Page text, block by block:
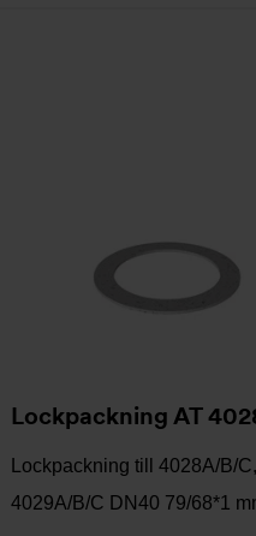
Lockpackning AT
Lockpackning till 4028A/B/C,
4029A/B/C DN40 79/68*1